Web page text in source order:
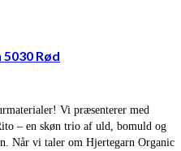
Rød
Vi præsenterer med
– en skøn trio af uld, bomuld og
Når vi taler om Hjertegarn Organic